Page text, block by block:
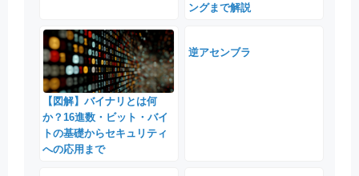
ングまで解説
【図解】バイナリとは何
か？16進数・ビット・バイ
トの基礎からセキュリティ
への応用まで
逆アセンブラ